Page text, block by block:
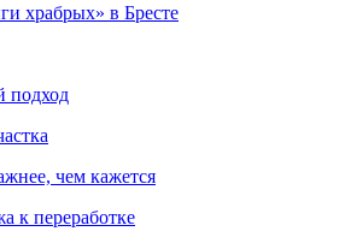
храбрых» в Бресте
подход
чем кажется
к переработке